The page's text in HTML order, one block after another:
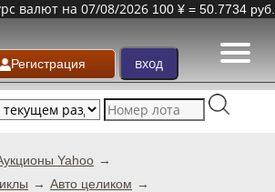
валют на 07/08/2026 100 ¥ = 50.7734 руб.
Регистрация
Yahoo
Авто целиком